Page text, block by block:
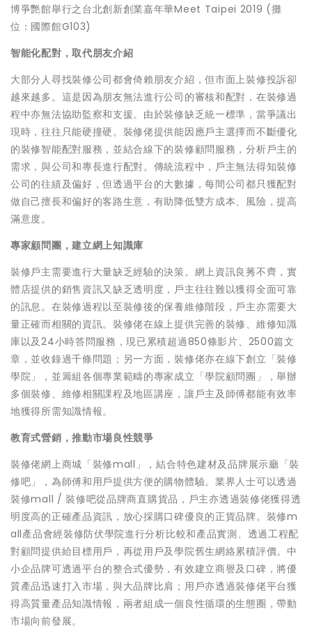
博爭艷館舉行之台北創新創業嘉年華Meet Taipei 2019 (攤
位：國際館G103)
智能化配對，取代朋友介紹
大部分人尋找裝修公司都會倚賴朋友介紹，但市面上裝修投訴卻
越來越多。這是因為朋友無法進行公司的審核和配對，在裝修過
程中亦無法協助監察和支援。由於裝修缺乏統一標準，當爭議出
現時，往往只能硬撞硬。裝修佬提供能因應戶主選擇而不斷優化
的裝修智能配對服務，並結合線下的裝修顧問服務，分析戶主的
需求，與公司和專長進行配對。傳統流程中，戶主無法得知裝修
公司的往績及偏好，但透過平台的大數據，每間公司都只獲配對
做自己擅長和偏好的客路生意，有助降低雙方成本、風險，提高
滿意度。
專家顧問團，建立網上知識庫
裝修戶主需要進行大量缺乏經驗的決策。網上資訊良莠不齊，實
體店提供的銷售資訊又缺乏透明度，戶主往往難以獲得全面可靠
的訊息。在裝修過程以至裝修後的保養維修階段，戶主亦需要大
量正確而相關的資訊。裝修佬在線上提供完善的裝修、維修知識
庫以及24小時答問服務，現已累積超過850條影片、2500篇文
章，並收錄過千條問題；另一方面，裝修佬亦在線下創立「裝修
學院」，並籌組各個專業範疇的專家成立「學院顧問團」，舉辦
多個裝修、維修相關課程及地區講座，讓戶主及師傅都能有效率
地獲得所需知識情報。
教育式營銷，推動市場良性競爭
裝修佬網上商城「裝修mall」，結合特色建材及品牌展示廳「裝
修吧」，為師傅和用戶提供方便的購物體驗。業界人士可以透過
裝修mall / 裝修吧從品牌商直購貨品，戶主亦透過裝修佬獲得透
明度高的正確產品資訊，放心採購口碑優良的正貨品牌。裝修m
all產品會經裝修防伏學院進行分析比較和產品實測、透過工程配
對顧問提供給目標用戶，再從用戶及學院舊生網絡累積評價。中
小企品牌可透過平台的整合式優勢，有效建立商譽及口碑，將優
質產品迅速打入市場，與大品牌比肩；用戶亦透過裝修佬平台獲
得高質量產品知識情報，兩者組成一個良性循環的生態圈，帶動
市場向前發展。